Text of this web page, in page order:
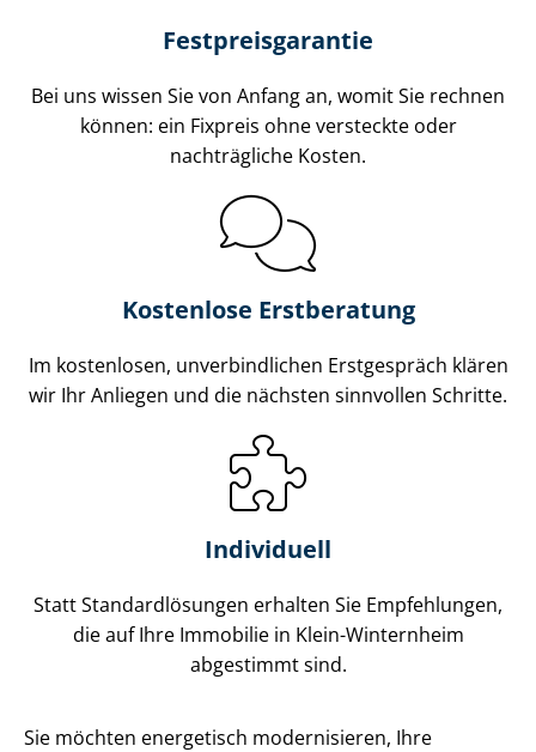
Fest­preis­ga­ran­tie
Bei uns wissen Sie von Anfang an, womit Sie rechnen
können: ein Fixpreis ohne versteckte oder
nachträgliche Kosten.
Kostenlose Erstberatung
Im kostenlosen, unverbindlichen Erstgespräch klären
wir Ihr Anliegen und die nächsten sinnvollen Schritte.
Individuell
Statt Stan­dard­lö­sun­gen erhalten Sie Empfehlungen,
die auf Ihre Immobilie in Klein-Winternheim
abgestimmt sind.
Sie möchten energetisch modernisieren, Ihre